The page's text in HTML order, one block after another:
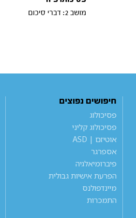
מושב 2: דברי סיכום
חיפושים נפוצים
פסיכולוג
פסיכולוג קליני
אוטיזם | ASD
אספרגר
פיברומיאלגיה
הפרעת אישיות גבולית
מיינדפולנס
התמכרות